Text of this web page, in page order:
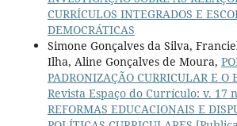
CURRÍCULOS INTEGRADOS E
DEMOCRÁTICAS
Simone Gonçalves da Silva,
Ilha, Aline Gonçalves de Moura,
PADRONIZAÇÃO CURRICULAR E O
Revista Espaço do Currículo: v. 17
REFORMAS EDUCACIONAIS E